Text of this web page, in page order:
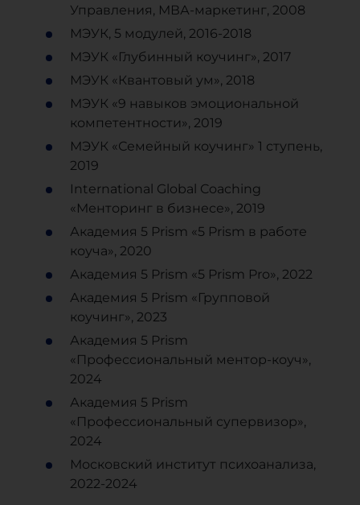
Управления, МВА-маркетинг, 2008
МЭУК, 5 модулей, 2016-2018
МЭУК «Глубинный коучинг», 2017
МЭУК «Квантовый ум», 2018
МЭУК «9 навыков эмоциональной
компетентности», 2019
МЭУК «Семейный коучинг» 1 ступень,
2019
International Global Coaching
«Менторинг в бизнесе», 2019
Академия 5 Prism «5 Prism в работе
коуча», 2020
Академия 5 Prism «5 Prism Pro», 2022
Академия 5 Prism «Групповой
коучинг», 2023
Академия 5 Prism
«Профессиональный ментор-коуч»,
2024
Академия 5 Prism
«Профессиональный супервизор»,
2024
Московский институт психоанализа,
2022-2024